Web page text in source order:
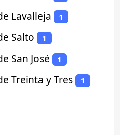
Lavalleja 1
Salto 1
San José 1
Treinta y Tres 1